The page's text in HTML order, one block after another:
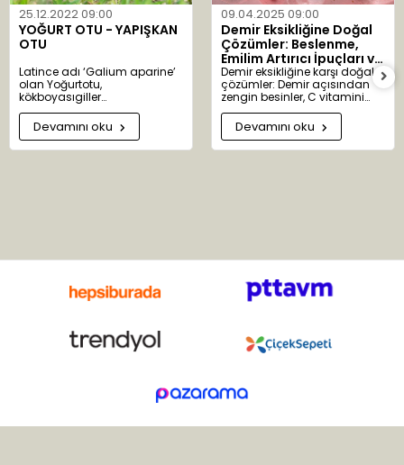
25.12.2022 09:00
YOĞURT OTU - YAPIŞKAN
OTU
Latince adı ‘Galium aparine’
olan Yoğurtotu,
kökboyasıgiller
familyasındandır. ‘Galium’
kelimesi ‘gala’ kelimesinden
türemiştir. Süt anlamına gelir.
Yoğurtotu eskiden peynir
çiçekleri salkım şeklinde,
Devamını oku
09.04.2025 09:00
Demir Eksikliğine Doğal
Çözümler: Beslenme,
Emilim Artırıcı İpuçları ve
Bitkisel Destekler
Demir eksikliğine karşı doğal
çözümler: Demir açısından
zengin besinler, C vitamini
takviyesi ve bitkisel desteklerle
sağlıklı kan üretimi.
Devamını oku